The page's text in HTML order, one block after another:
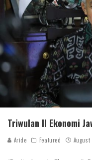
Triwulan II Ekonomi
Aride Featured August